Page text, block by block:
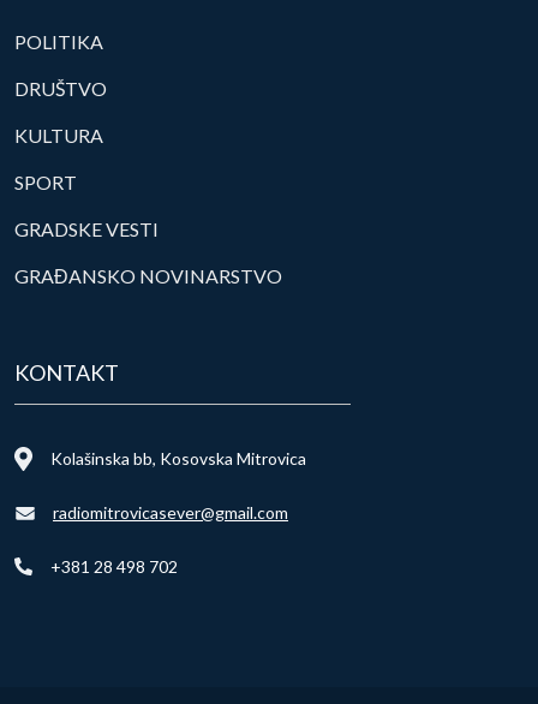
POLITIKA
DRUŠTVO
KULTURA
SPORT
GRADSKE VESTI
GRAĐANSKO NOVINARSTVO
KONTAKT
Kolašinska bb, Kosovska Mitrovica
radiomitrovicasever@gmail.com
+381 28 498 702